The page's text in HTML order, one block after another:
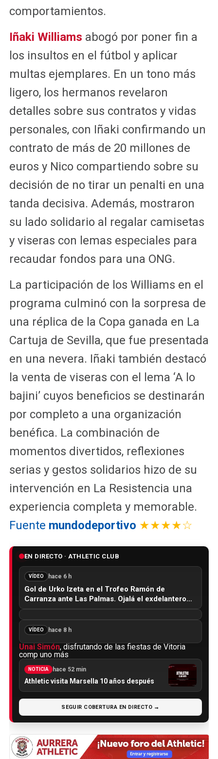
comportamientos.
Iñaki Williams abogó por poner fin a
los insultos en el fútbol y aplicar
multas ejemplares. En un tono más
ligero, los hermanos revelaron
detalles sobre sus contratos y vidas
personales, con Iñaki confirmando un
contrato de más de 20 millones de
euros y Nico compartiendo sobre su
decisión de no tirar un penalti en una
tanda decisiva. Además, mostraron
su lado solidario al regalar camisetas
y viseras con lemas especiales para
recaudar fondos para una ONG.
La participación de los Williams en el
programa culminó con la sorpresa de
una réplica de la Copa ganada en La
Cartuja de Sevilla, que fue presentada
en una nevera. Iñaki también destacó
la venta de viseras con el lema ‘A lo
bajini’ cuyos beneficios se destinarán
por completo a una organización
benéfica. La combinación de
momentos divertidos, reflexiones
serias y gestos solidarios hizo de su
intervención en La Resistencia una
experiencia completa y memorable.
Fuente mundodeportivo ★★★★☆
EN DIRECTO · ATHLETIC CLUB
VÍDEO hace 6 h
Gol de Urko Izeta en el Trofeo Ramón de
Carranza ante Las Palmas. Ojalá el exdelantero…
VÍDEO hace 8 h
Unai Simón, disfrutando de las fiestas de Vitoria
comp uno más
NOTICIA hace 52 min
Athletic visita Marsella 10 años después
SEGUIR COBERTURA EN DIRECTO →